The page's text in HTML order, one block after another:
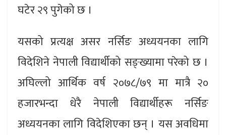
घटेर २९ पुगेको छ ।
यसको प्रत्यक्ष असर नर्सिङ अध्ययनका लागि
विदेशिने नेपाली विद्यार्थीको सङ्ख्यामा परेको छ ।
अघिल्लो आर्थिक वर्ष २०७८/७९ मा मात्रै २०
हजारभन्दा धेरै नेपाली विद्यार्थीहरू नर्सिङ
अध्ययनका लागि विदेशिएका छन् । यस अवधिमा